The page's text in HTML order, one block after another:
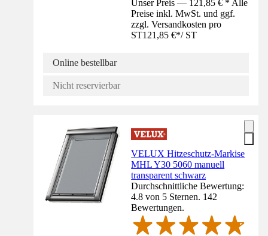
Unser Preis — 121,85 € * Alle
Preise inkl. MwSt. und ggf.
zzgl. Versandkosten pro
ST121,85 €*/ ST
Online bestellbar
Nicht reservierbar
VELUX Hitzeschutz-Markise
MHL Y30 5060 manuell
transparent schwarz
Durchschnittliche Bewertung:
4.8 von 5 Sternen. 142
Bewertungen.